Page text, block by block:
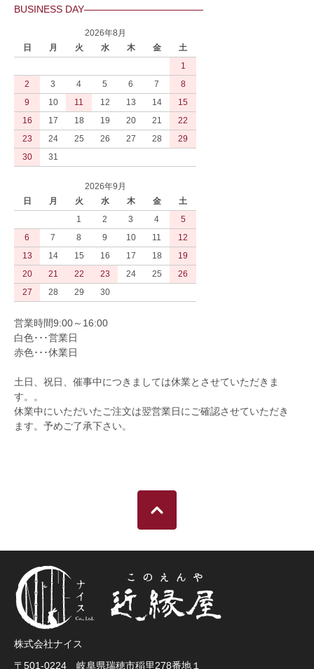
BUSINESS DAY
2026年8月
日
月 火 水 木 金
土
1
2
3 4 5 6 7
8
9
10 11 12 13 14
15
16
17 18 19 20 21
22
23
24 25 26 27 28
29
30
31
2026年9月
日
月 火 水 木 金
土
1
2 3 4
5
6
7 8 9 10 11
12
13
14 15 16 17 18
19
20
21 22 23 24 25
26
27
28 29 30
営業時間9:00～16:00
白色･･･営業日
赤色･･･休業日
土日、祝日、催事中につきましては休業とさせていただきま
す。。
休業中にいただいたご注文は翌営業日にご確認させていただき
ます。予めご了承下さい。
株式会社ナイス
〒501-0224 岐阜県瑞穂市稲里278番地１